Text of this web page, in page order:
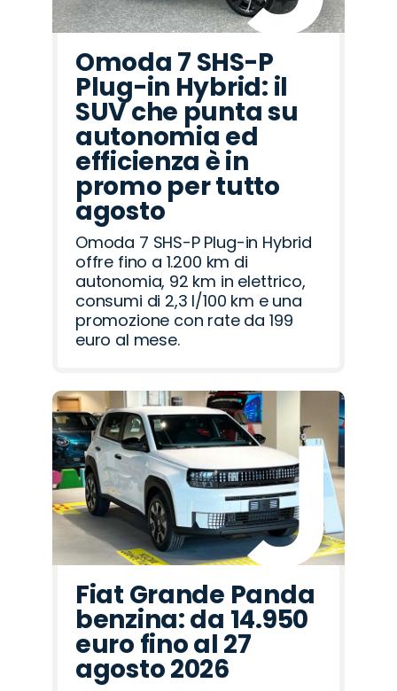
Omoda 7 SHS-P
Plug-in Hybrid: il
SUV che punta su
autonomia ed
efficienza è in
promo per tutto
agosto
Omoda 7 SHS-P Plug-in Hybrid
offre fino a 1.200 km di
autonomia, 92 km in elettrico,
consumi di 2,3 l/100 km e una
promozione con rate da 199
euro al mese.
Fiat Grande Panda
benzina: da 14.950
euro fino al 27
agosto 2026